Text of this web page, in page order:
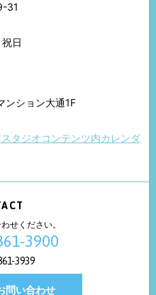
31
日
ンション大通1F
タジオコンテンツ内カレンダ
せください。
3900
3939
問い合わせ